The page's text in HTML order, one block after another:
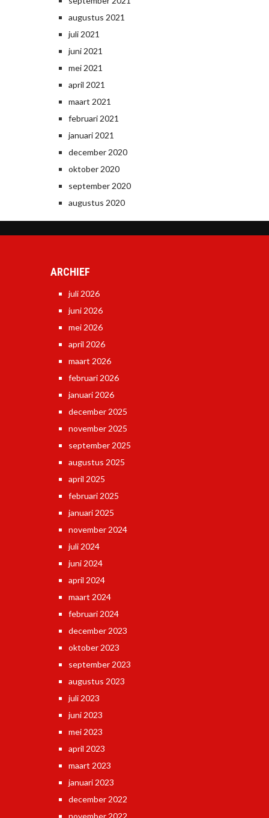
augustus 2021
juli 2021
juni 2021
mei 2021
april 2021
maart 2021
februari 2021
januari 2021
december 2020
oktober 2020
september 2020
augustus 2020
ARCHIEF
juli 2026
juni 2026
mei 2026
april 2026
maart 2026
februari 2026
januari 2026
december 2025
november 2025
september 2025
augustus 2025
april 2025
februari 2025
januari 2025
november 2024
juli 2024
juni 2024
april 2024
maart 2024
februari 2024
december 2023
oktober 2023
september 2023
augustus 2023
juli 2023
juni 2023
mei 2023
april 2023
maart 2023
januari 2023
december 2022
november 2022